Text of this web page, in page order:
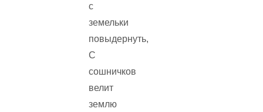
с
земельки
повыдернуть,
С
сошничков
велит
землю